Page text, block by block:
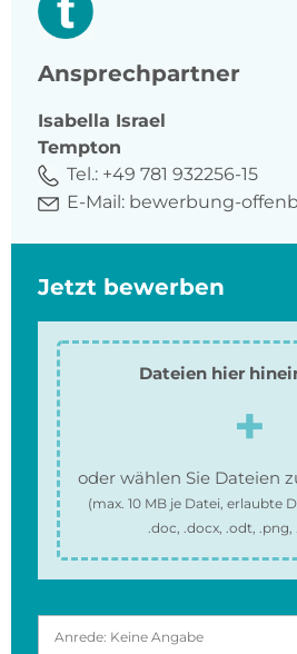
Ansprechpartner
Isabella Israel
Tempton
Tel.: +49 781 932256-15
E-Mail: bewerbung-
Jetzt bewerben
Dateien hier
oder wählen Sie Dateien
(max. 10 MBje Datei, erlaubte
.doc, .docx, .odt, .png,